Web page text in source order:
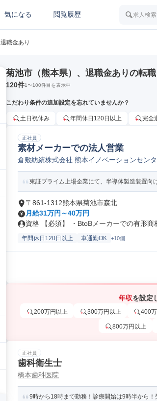
気になる 閲覧履歴 求人検索
退職金あり
菊池市（熊本県）、退職金ありの転
120件1〜100件目を表示中
こだわり条件の追加設定を忘れていませんか？
土日祝休み 年間休日120日以上 完全
正社員
素材メーカーでの法人営業
倉敷紡績株式会社 熊本イノベーションセン
東証プライム上場企業にて、半導体製造装置向
〒861-1312熊本県菊池市森北
月給31万円～40万円
資格 【必須】 ・BtoBメーカーでの有形商
年間休日120日以上 車通勤OK +10個
年収を設定
200万円以上 300万円以上 400
800万円以上
正社員
歯科衛生士
橋本歯科医院
9時から18時まで勤務！診療開始は9時半から！